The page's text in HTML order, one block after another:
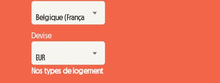
Devise
Nos types de logement